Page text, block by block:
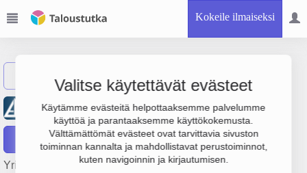
Kokeile ilmaiseksi
Valitse käytettävät evästeet
Käytämme evästeitä helpottaaksemme palvelumme
käyttöä ja parantaaksemme käyttökokemusta.
Välttämättömät evästeet ovat tarvittavia sivuston
toiminnan kannalta ja mahdollistavat perustoiminnot,
kuten navigoinnin ja kirjautumisen.
Artekno-Saarioinen Oy
Raportit
Yrityksen Artekno-Saarioinen Oy liikevaihto on 2.3 milj. €,